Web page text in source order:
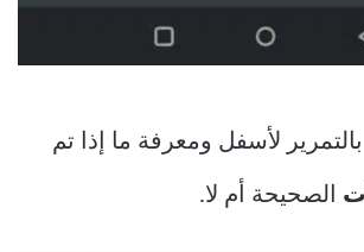
لأسفل ومعرفة ما إذا تم
الصحيحة أم لا.